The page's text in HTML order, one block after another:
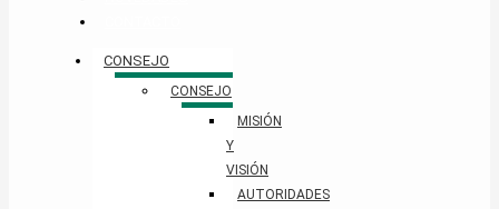
CONSEJO
CONSEJO
MISIÓN
Y
VISIÓN
AUTORIDADES